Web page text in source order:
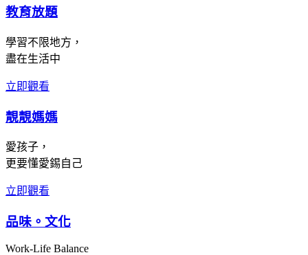
教育放題
學習不限地方，
盡在生活中
立即觀看
靚靚媽媽
愛孩子，
更要懂愛錫自己
立即觀看
品味。文化
Work-Life Balance